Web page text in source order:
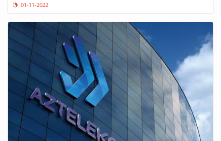
01-11-2022